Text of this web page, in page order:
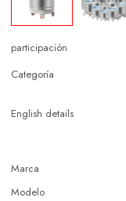
participación
Categoría
English details
Marca
Modelo